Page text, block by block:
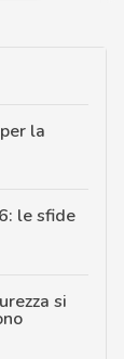
la
le sfide
si